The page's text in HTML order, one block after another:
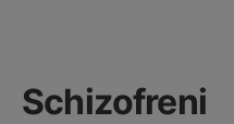
Schizofreni